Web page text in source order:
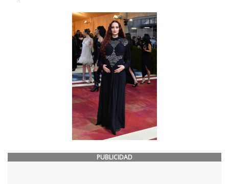
PUBLICIDAD